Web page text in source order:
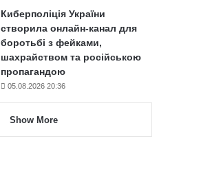
Киберполіція України
створила онлайн-канал для
боротьбі з фейками,
шахрайством та російською
пропагандою
05.08.2026 20:36
Show More